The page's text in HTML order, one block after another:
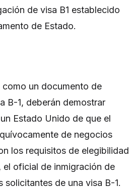
de visa B1 establecido
de Estado.
un documento de
B-1, deberán demostrar
Estado Unido de que el
de negocios
los requisitos de elegibilidad
oficial de inmigración de
solicitantes de una visa B-1.